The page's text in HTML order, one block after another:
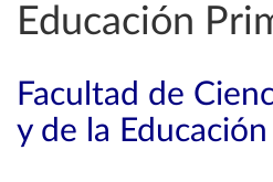
Educación
Facultad de
y de la Educación